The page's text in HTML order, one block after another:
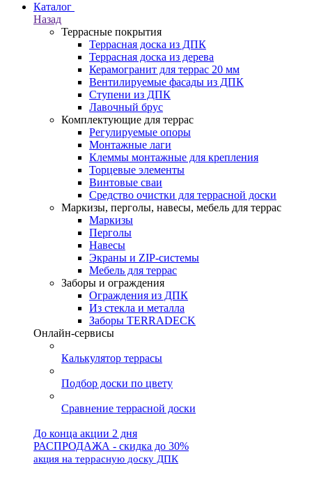
Каталог
Назад
Террасные покрытия
Террасная доска из ДПК
Террасная доска из дерева
Керамогранит для террас 20 мм
Вентилируемые фасады из ДПК
Ступени из ДПК
Лавочный брус
Комплектующие для террас
Регулируемые опоры
Монтажные лаги
Клеммы монтажные для крепления
Торцевые элементы
Винтовые сваи
Средство очистки для террасной доски
Маркизы, перголы, навесы, мебель для террас
Маркизы
Перголы
Навесы
Экраны и ZIP-системы
Мебель для террас
Заборы и ограждения
Ограждения из ДПК
Из стекла и металла
Заборы TERRADECK
Онлайн-сервисы
Калькулятор террасы
Подбор доски по цвету
Сравнение террасной доски
До конца акции 2 дня
РАСПРОДАЖА - скидка до 30%
акция на террасную доску ДПК